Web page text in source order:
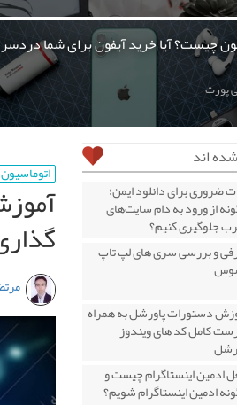
چیست؟ آیا خرید آیفون برای شما دردسر
پورت
اند
ضروری برای دانلود ایمن؛
از ورود به دام سایت‌های
جلوگیری کنیم؟
و بررسی سری های لپ تاپ
دستورات پاورشل به همراه
کامل کد های ویندوز
ادمین اینستاگرام چیست و
ادمین اینستاگرام شویم؟